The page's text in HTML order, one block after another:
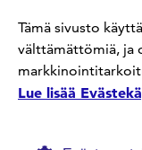
Kommentoi
Tämä sivusto
välttämättömiä, ja
Lue lisää